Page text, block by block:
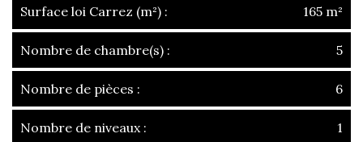
Surface loi Carrez (m²) : 165 m²
Nombre de chambre(s) : 5
Nombre de pièces : 6
Nombre de niveaux : 1